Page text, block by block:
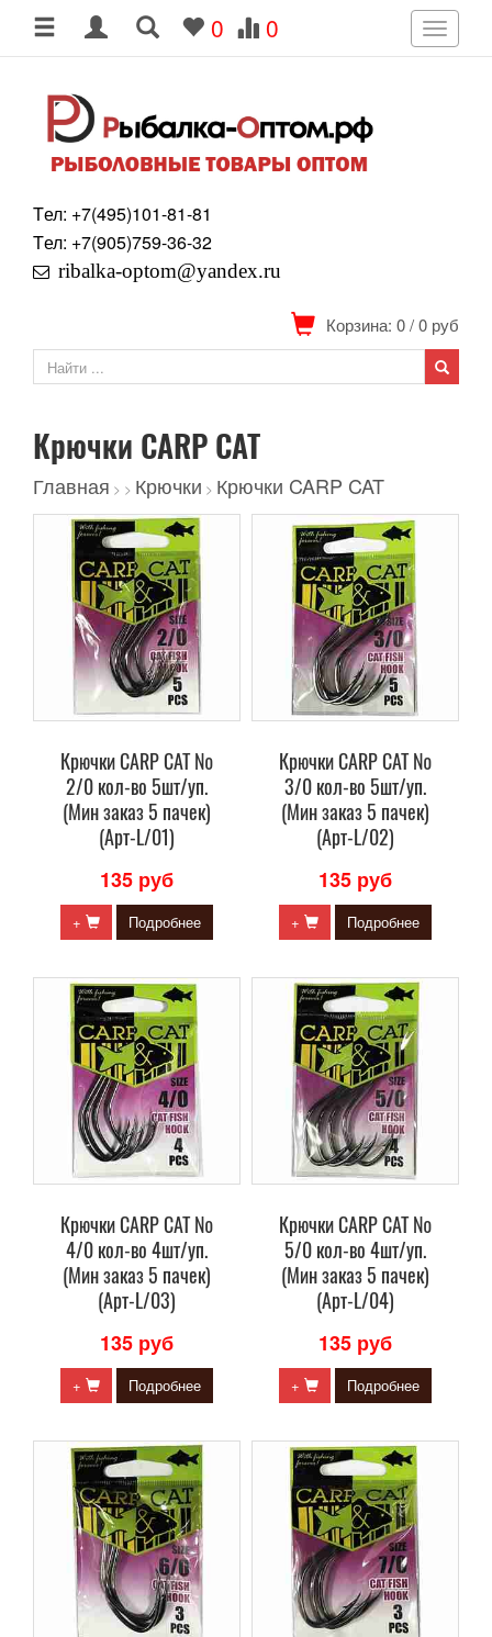
0 0
Toggle
Tел: +7(495)101-81-81
Tел: +7(905)759-36-32
ribalka-optom@yandex.ru
Корзина: 0/0 руб
Крючки CARP CAT
Главная > > Крючки > Крючки CARP CAT
Крючки CARP CAT №
2/0 кол-во 5шт/уп.
(Мин заказ 5 пачек)
(Арт-L/01)
135 руб
+ Подробнее
Крючки CARP CAT №
3/0 кол-во 5шт/уп.
(Мин заказ 5 пачек)
(Арт-L/02)
135 руб
+ Подробнее
Крючки CARP CAT №
4/0 кол-во 4шт/уп.
(Мин заказ 5 пачек)
(Арт-L/03)
135 руб
+ Подробнее
Крючки CARP CAT №
5/0 кол-во 4шт/уп.
(Мин заказ 5 пачек)
(Арт-L/04)
135 руб
+ Подробнее